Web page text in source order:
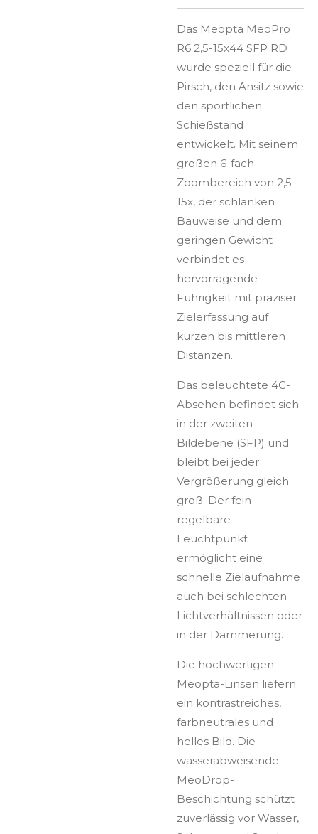
Das Meopta MeoPro
R6 2,5-15x44 SFP RD
wurde speziell für die
Pirsch, den Ansitz sowie
den sportlichen
Schießstand
entwickelt. Mit seinem
großen 6-fach-
Zoombereich von 2,5-
15x, der schlanken
Bauweise und dem
geringen Gewicht
verbindet es
hervorragende
Führigkeit mit präziser
Zielerfassung auf
kurzen bis mittleren
Distanzen.
Das beleuchtete 4C-
Absehen befindet sich
in der zweiten
Bildebene (SFP) und
bleibt bei jeder
Vergrößerung gleich
groß. Der fein
regelbare
Leuchtpunkt
ermöglicht eine
schnelle Zielaufnahme
auch bei schlechten
Lichtverhältnissen oder
in der Dämmerung.
Die hochwertigen
Meopta-Linsen liefern
ein kontrastreiches,
farbneutrales und
helles Bild. Die
wasserabweisende
MeoDrop-
Beschichtung schützt
zuverlässig vor Wasser,